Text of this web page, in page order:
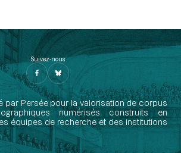
Suivez-nous
par Persée pour la valorisation de corpus
numérisés construits en
équipes de recherche et des institutions